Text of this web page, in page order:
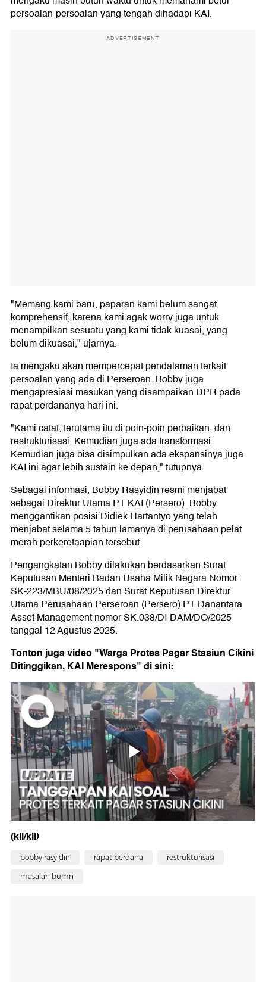
persoalan-persoalan yang tengah dihadapi KAI.
ADVERTISEMENT
"Memang kami baru, paparan kami belum sangat
komprehensif, karena kami agak worry juga untuk
menampilkan sesuatu yang kami tidak kuasai, yang
belum dikuasai," ujarnya.
Ia mengaku akan mempercepat pendalaman terkait
persoalan yang ada di Perseroan. Bobby juga
mengapresiasi masukan yang disampaikan DPR pada
rapat perdananya hari ini.
"Kami catat, terutama itu di poin-poin perbaikan, dan
restrukturisasi. Kemudian juga ada transformasi.
Kemudian juga bisa disimpulkan ada ekspansinya juga
KAI ini agar lebih sustain ke depan," tutupnya.
Sebagai informasi, Bobby Rasyidin resmi menjabat
sebagai Direktur Utama PT KAI (Persero). Bobby
menggantikan posisi Didiek Hartantyo yang telah
menjabat selama 5 tahun lamanya di perusahaan pelat
merah perkeretaapian tersebut.
Pengangkatan Bobby dilakukan berdasarkan Surat
Keputusan Menteri Badan Usaha Milik Negara Nomor:
SK-223/MBU/08/2025 dan Surat Keputusan Direktur
Utama Perusahaan Perseroan (Persero) PT Danantara
Asset Management nomor SK.038/DI-DAM/DO/2025
tanggal 12 Agustus 2025.
Tonton juga video "Warga Protes Pagar Stasiun Cikini
Ditinggikan, KAI Merespons" di sini:
(kil/kil)
bobby rasyidin rapat perdana restrukturisasi
masalah bumn